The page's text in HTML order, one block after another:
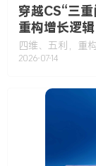
穿越CS“三
重构增长逻辑
四维、五利，重
2026-07-14